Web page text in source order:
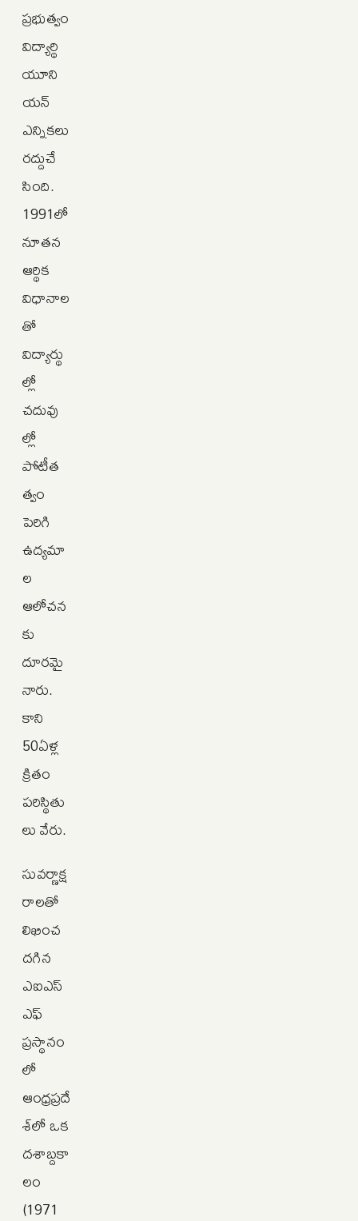
ప్రభుత్వం
విద్యార్థి
యూని
యన్‌
ఎన్నికలు
రద్దుచే
సింది.
1991లో
నూతన
ఆర్థిక
విధానాల
తో
విద్యార్థు
ల్లో
చదువు
ల్లో
పోటీత
త్వం
పెరిగి
ఉద్యమా
ల
ఆలోచన
కు
దూరమై
నారు.
కాని
50ఏళ్ల
క్రితం
పరిస్థితు
లు వేరు.
సువర్ణాక్ష
రాలతో
లిఖించ
దగిన
ఎఐఎస్‌
ఎఫ్‌
ప్రస్థానం
లో
ఆంధ్రప్రదే
శ్‌లో ఒక
దశాబ్దకా
లం
(1971